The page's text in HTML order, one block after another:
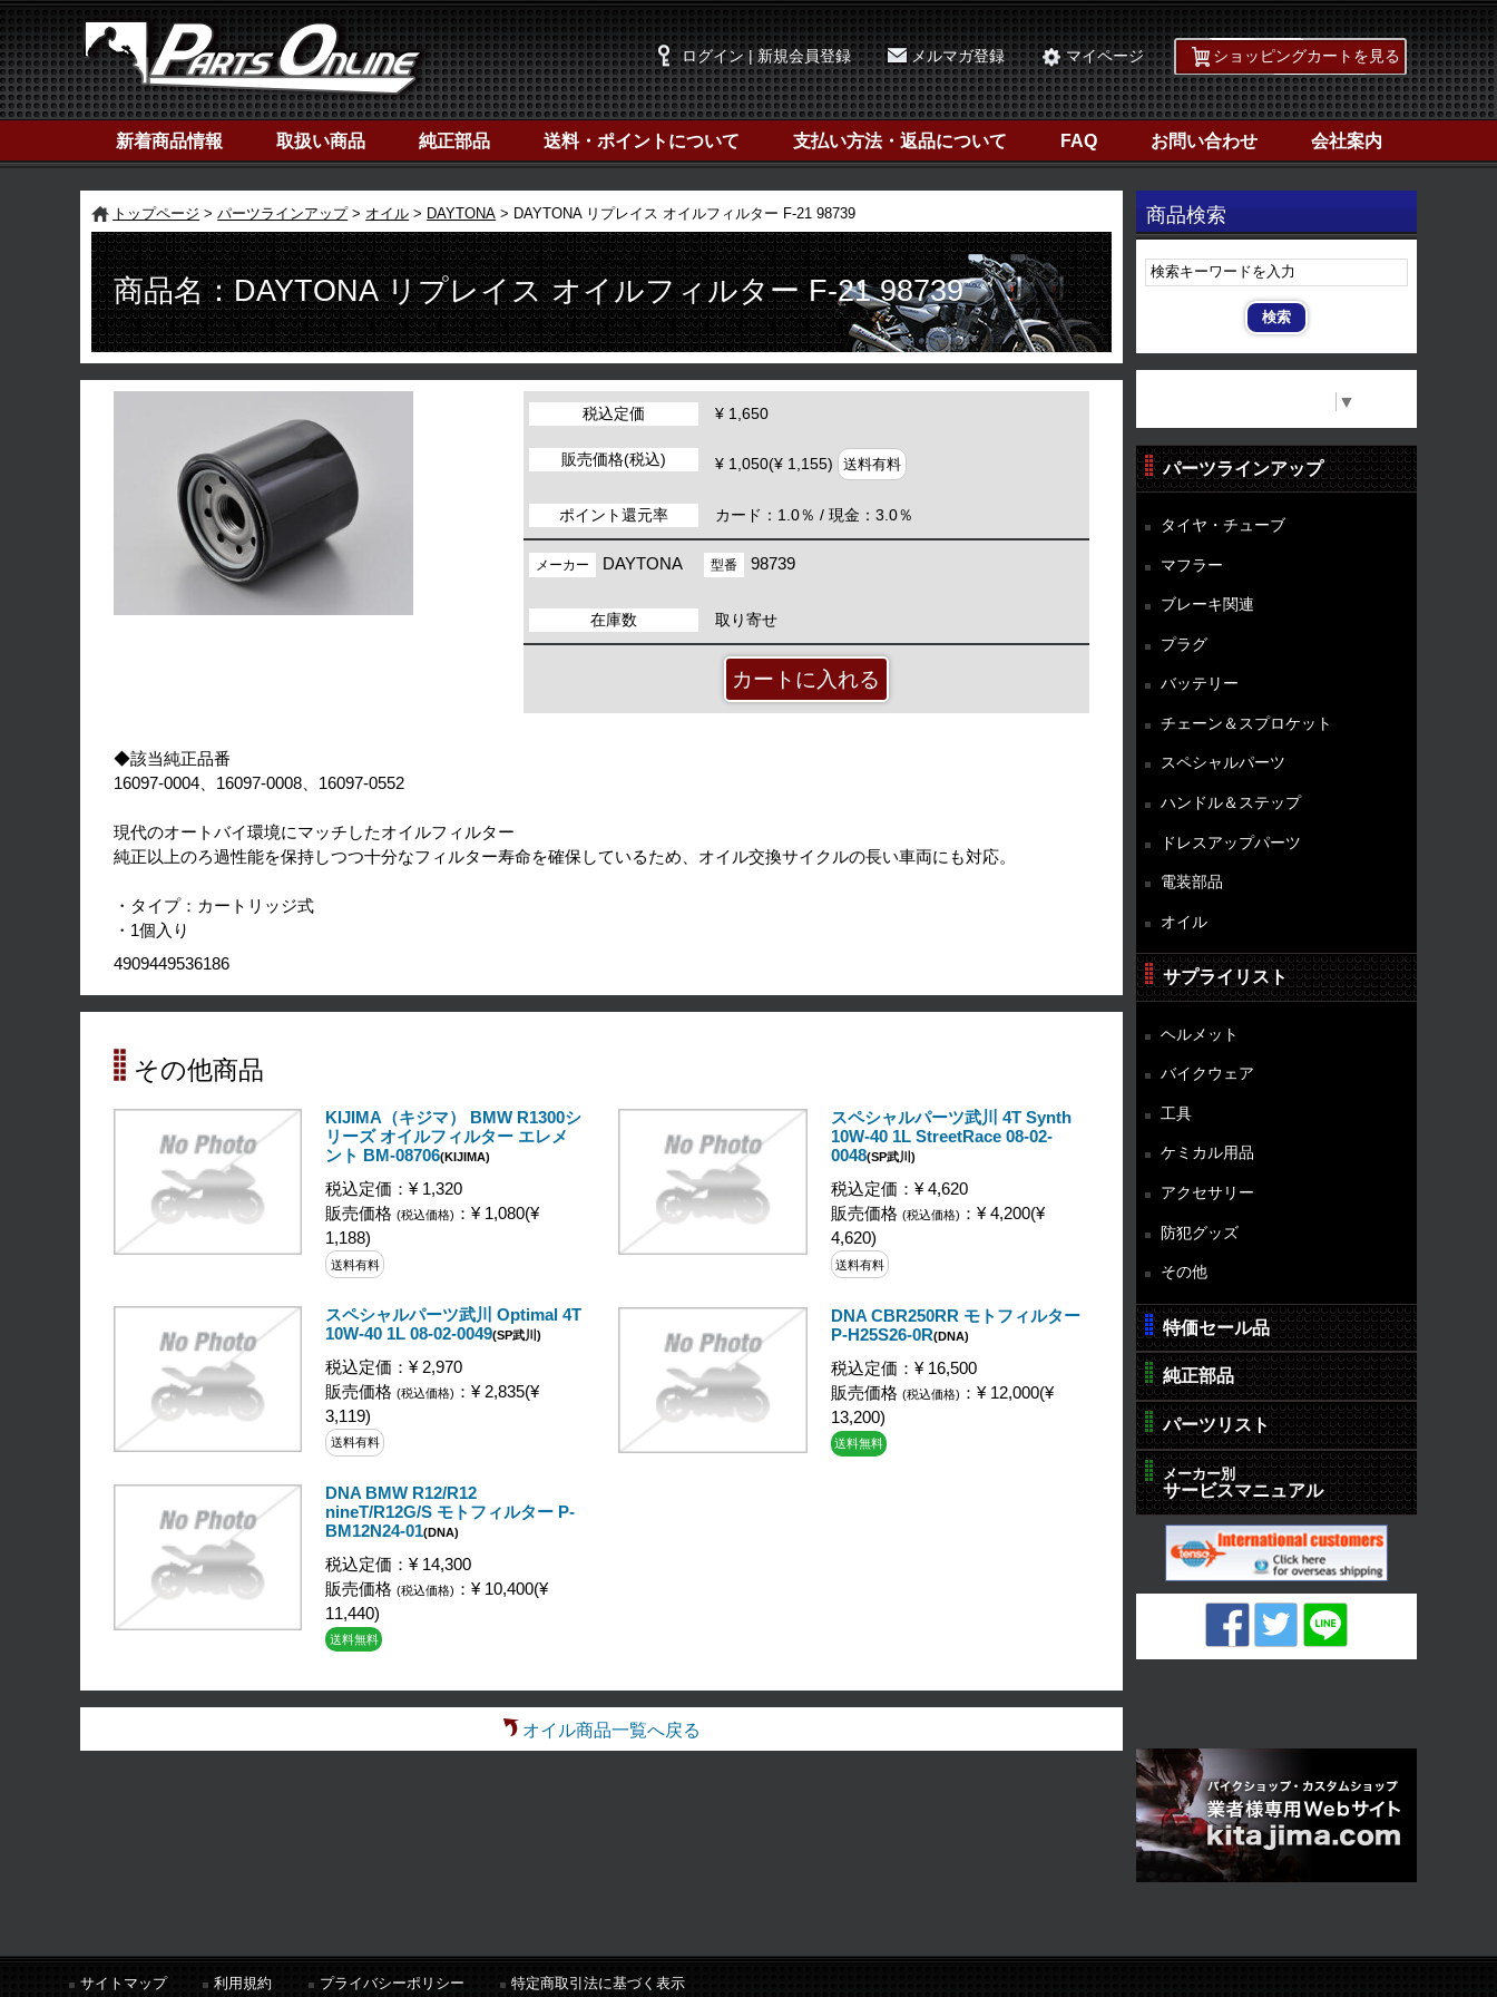
ログイン | 新規会員登録 メルマガ登録 マイページ ショッピングカートを見る
新着商品情報 取扱い商品 純正部品 送料・ポイントについて 支払い方法・返品について FAQ お問い合わせ 会社案内
商品検索
▼
トップページ パーツラインアップ オイル DAYTONA DAYTONA リプレイス オイルフィルター F-21 98739
商品名：DAYTONA リプレイス オイルフィルター F-21 98739
税込定価 ¥ 1,650
販売価格(税込) ¥ 1,050(¥ 1,155) 送料有料
ポイント還元率 カード：1.0％ / 現金：3.0％
メーカー DAYTONA 型番 98739
在庫数 取り寄せ
◆該当純正品番
16097-0004、16097-0008、16097-0552
現代のオートバイ環境にマッチしたオイルフィルター
純正以上のろ過性能を保持しつつ十分なフィルター寿命を確保しているため、オイル交換サイクルの長い車両にも対応。
・タイプ：カートリッジ式
・1個入り
4909449536186
その他商品
KIJIMA（キジマ） BMW R1300シ
リーズ オイルフィルター エレメ
ント BM-08706(KIJIMA)
税込定価：¥ 1,320
販売価格(税込価格) ：¥ 1,080(¥
1,188)
送料有料
スペシャルパーツ武川 4T Synth
10W-40 1L StreetRace 08-02-
0048(SP武川)
税込定価：¥ 4,620
販売価格 (税込価格) ：¥ 4,200(¥
4,620)
送料有料
スペシャルパーツ武川 Optimal 4T
10W-40 1L 08-02-0049(SP武川)
税込定価：¥ 2,970
販売価格(税込価格) ：¥ 2,835(¥
3,119)
送料有料
DNA CBR250RR モトフィルター
P-H25S26-0R(DNA)
税込定価：¥ 16,500
販売価格 (税込価格) ：¥ 12,000(¥
13,200)
送料無料
DNA BMW R12/R12
nineT/R12G/S モトフィルター P-
BM12N24-01(DNA)
税込定価：¥ 14,300
販売価格(税込価格) ：¥ 10,400(¥
11,440)
送料無料
オイル商品一覧へ戻る
パーツラインアップ
タイヤ・チューブ
マフラー
ブレーキ関連
プラグ
バッテリー
チェーン＆スプロケット
スペシャルパーツ
ハンドル＆ステップ
ドレスアップパーツ
電装部品
オイル
サプライリスト
ヘルメット
バイクウェア
工具
ケミカル用品
アクセサリー
防犯グッズ
その他
特価セール品
純正部品
パーツリスト
メーカー別
サービスマニュアル
サイトマップ 利用規約 プライバシーポリシー 特定商取引法に基づく表示